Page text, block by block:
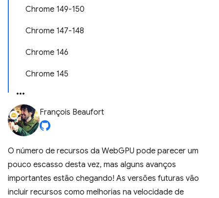
Chrome 149-150
Chrome 147-148
Chrome 146
Chrome 145
François Beaufort
O número de recursos da WebGPU pode parecer um
pouco escasso desta vez, mas alguns avanços
importantes estão chegando! As versões futuras vão
incluir recursos como melhorias na velocidade de